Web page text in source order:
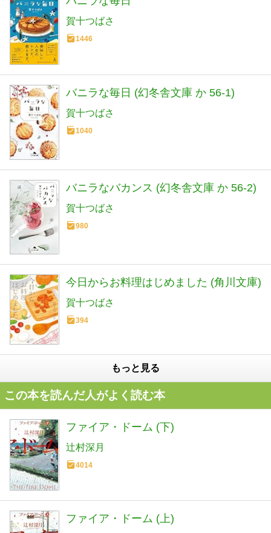
賀十つばさ
1446
バニラな毎日 (幻冬舎文庫 か 56-1)
賀十つばさ
1040
バニラなバカンス (幻冬舎文庫 か 56-2)
賀十つばさ
980
今日からお料理はじめました (角川文庫)
賀十つばさ
394
もっと見る
この本を読んだ人がよく読む本
ファイア・ドーム (下)
辻村深月
4014
ファイア・ドーム (上)